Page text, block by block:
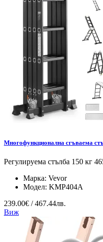
Многофункционална сгъваема
Регулируема стълба 150 кг
Марка: Vevor
Модел: KMP404A
239.00€ / 467.44лв.
Виж